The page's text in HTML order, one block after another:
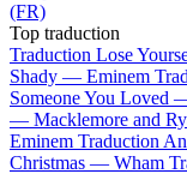
(FR)
Top traduction
Traduction Lose
Shady — Eminem
Someone You Loved
— Macklemore and
Eminem Traduction
Christmas — Wham